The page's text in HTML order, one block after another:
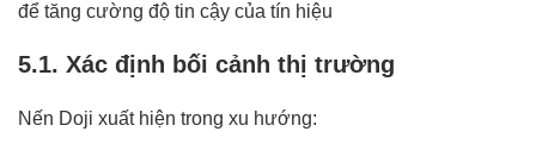
để tăng cường độ tin cậy của tín hiệu
5.1. Xác định bối cảnh thị trường
Nến Doji xuất hiện trong xu hướng: